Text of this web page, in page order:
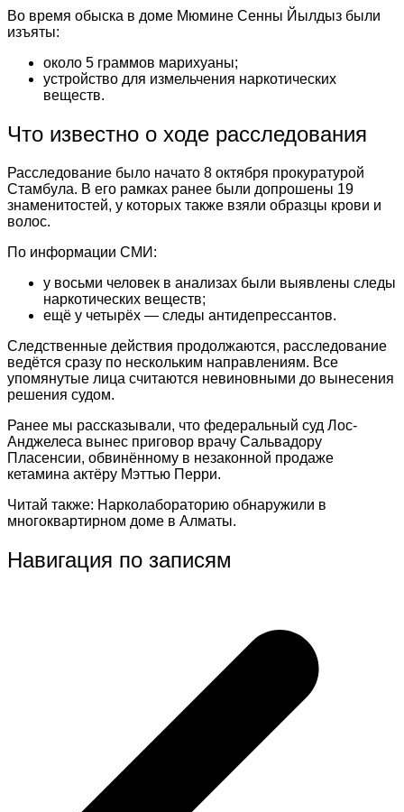
Во время обыска в доме Мюмине Сенны Йылдыз были
изъяты:
около 5 граммов марихуаны;
устройство для измельчения наркотических
веществ.
Что известно о ходе расследования
Расследование было начато 8 октября прокуратурой
Стамбула. В его рамках ранее были допрошены 19
знаменитостей, у которых также взяли образцы крови и
волос.
По информации СМИ:
у восьми человек в анализах были выявлены следы
наркотических веществ;
ещё у четырёх — следы антидепрессантов.
Следственные действия продолжаются, расследование
ведётся сразу по нескольким направлениям. Все
упомянутые лица считаются невиновными до вынесения
решения судом.
Ранее мы рассказывали, что федеральный суд Лос-
Анджелеса вынес приговор врачу Сальвадору
Пласенсии, обвинённому в незаконной продаже
кетамина актёру Мэттью Перри.
Читай также: Нарколабораторию обнаружили в
многоквартирном доме в Алматы.
Навигация по записям